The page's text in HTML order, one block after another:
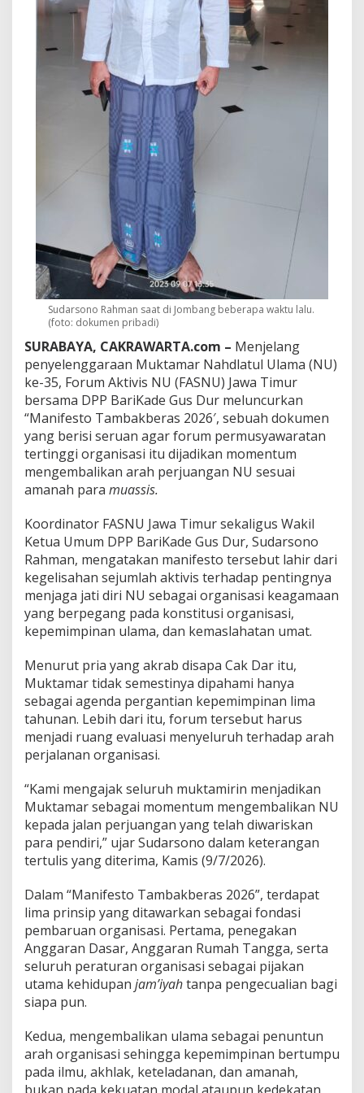
M
u
t
a
m
a
r
U
B
e
b
a
s
P
o
l
i
t
i
k
T
r
n
s
a
k
o
n
a
l
Sudarsono Rahman saat di Jombang beberapa waktu lalu.
(foto: dokumen pribadi)
SURABAYA, CAKRAWARTA.com – Menjelang
penyelenggaraan Muktamar Nahdlatul Ulama (NU)
ke-35, Forum Aktivis NU (FASNU) Jawa Timur
bersama DPP BariKade Gus Dur meluncurkan
“Manifesto Tambakberas 2026′, sebuah dokumen
yang berisi seruan agar forum permusyawaratan
tertinggi organisasi itu dijadikan momentum
mengembalikan arah perjuangan NU sesuai
amanah para muassis.
Koordinator FASNU Jawa Timur sekaligus Wakil
Ketua Umum DPP BariKade Gus Dur, Sudarsono
Rahman, mengatakan manifesto tersebut lahir dari
kegelisahan sejumlah aktivis terhadap pentingnya
menjaga jati diri NU sebagai organisasi keagamaan
yang berpegang pada konstitusi organisasi,
kepemimpinan ulama, dan kemaslahatan umat.
Menurut pria yang akrab disapa Cak Dar itu,
Muktamar tidak semestinya dipahami hanya
sebagai agenda pergantian kepemimpinan lima
tahunan. Lebih dari itu, forum tersebut harus
menjadi ruang evaluasi menyeluruh terhadap arah
perjalanan organisasi.
“Kami mengajak seluruh muktamirin menjadikan
Muktamar sebagai momentum mengembalikan NU
kepada jalan perjuangan yang telah diwariskan
para pendiri,” ujar Sudarsono dalam keterangan
tertulis yang diterima, Kamis (9/7/2026).
Dalam “Manifesto Tambakberas 2026”, terdapat
lima prinsip yang ditawarkan sebagai fondasi
pembaruan organisasi. Pertama, penegakan
Anggaran Dasar, Anggaran Rumah Tangga, serta
seluruh peraturan organisasi sebagai pijakan
utama kehidupan jam’iyahtanpa pengecualian bagi
siapa pun.
Kedua, mengembalikan ulama sebagai penuntun
arah organisasi sehingga kepemimpinan bertumpu
pada ilmu, akhlak, keteladanan, dan amanah,